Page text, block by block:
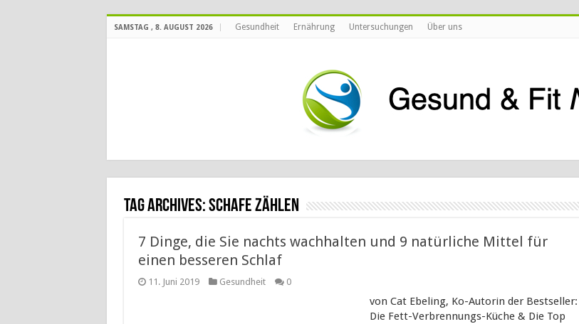
SAMSTAG , 8. AUGUST 2026 Gesundheit Ernährung Untersuchungen Über uns
Tag Archives:Schafe zählen
7 Dinge, die Sie nachts wachhalten und 9 natürliche Mittel für
einen besseren Schlaf
11. Juni 2019 Gesundheit 0
von Cat Ebeling, Ko-Autorin der Bestseller:
Die Fett-Verbrennungs-Küche & Die Top